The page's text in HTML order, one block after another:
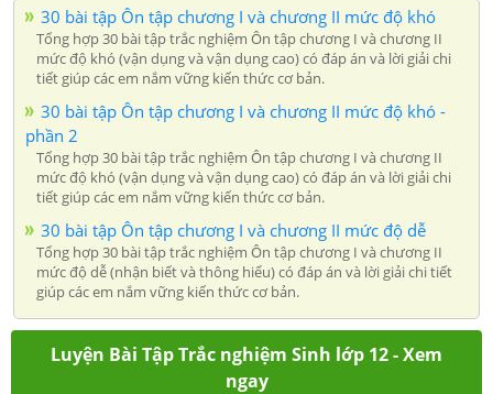
30 bài tập Ôn tập chương I và chương II mức độ khó
Tổng hợp 30 bài tập trắc nghiệm Ôn tập chương I và chương II
mức độ khó (vận dụng và vận dụng cao) có đáp án và lời giải chi
tiết giúp các em nắm vững kiến thức cơ bản.
30 bài tập Ôn tập chương I và chương II mức độ khó -
phần 2
Tổng hợp 30 bài tập trắc nghiệm Ôn tập chương I và chương II
mức độ khó (vận dụng và vận dụng cao) có đáp án và lời giải chi
tiết giúp các em nắm vững kiến thức cơ bản.
30 bài tập Ôn tập chương I và chương II mức độ dễ
Tổng hợp 30 bài tập trắc nghiệm Ôn tập chương I và chương II
mức độ dễ (nhận biết và thông hiểu) có đáp án và lời giải chi tiết
giúp các em nắm vững kiến thức cơ bản.
Luyện Bài Tập Trắc nghiệm Sinh lớp 12 - Xem
ngay